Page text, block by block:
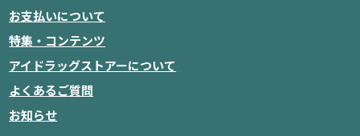
お支払いについて
特集・コンテンツ
アイドラッグストアーについて
よくあるご質問
お知らせ